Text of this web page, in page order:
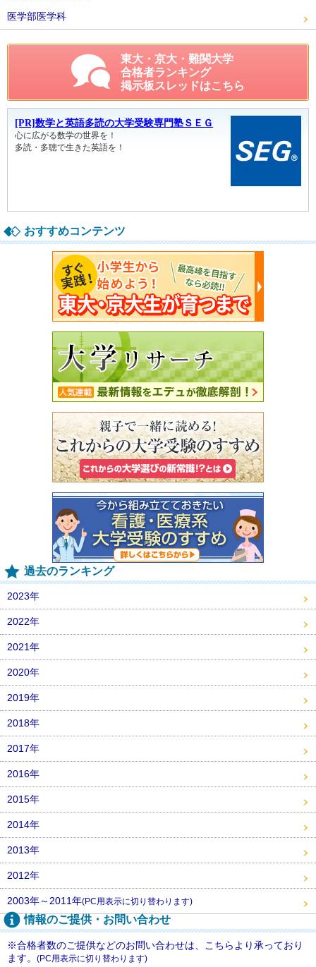
医学部医学科
東大・京大・難関大学
合格者ランキング
掲示板スレッドはこちら
おすすめコンテンツ
過去のランキング
2023年
2022年
2021年
2020年
2019年
2018年
2017年
2016年
2015年
2014年
2013年
2012年
2003年～2011年(PC用表示に切り替わります)
情報のご提供・お問い合わせ
※合格者数のご提供などのお問い合わせは、こちらより承っており
ます。 (PC用表示に切り替わります)